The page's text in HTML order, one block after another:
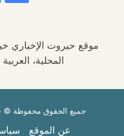
موقع حيروت الإخباري
المحلية،
جميع الحقوق محفوظة ©
عن الموقع